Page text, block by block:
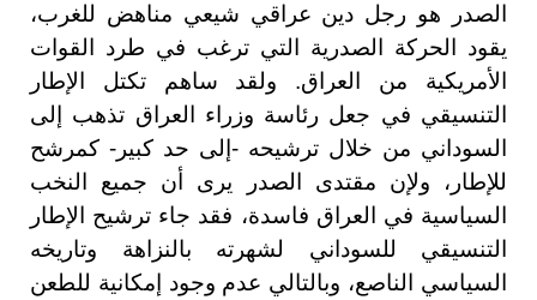
الصدر هو رجل دين عراقي شيعي مناهض للغرب،
يقود الحركة الصدرية التي ترغب في طرد القوات
الأمريكية من العراق. ولقد ساهم تكتل الإطار
التنسيقي في جعل رئاسة وزراء العراق تذهب إلى
السوداني من خلال ترشيحه -إلى حد كبير- كمرشح
للإطار، ولإن مقتدى الصدر يرى أن جميع النخب
السياسية في العراق فاسدة، فقد جاء ترشيح الإطار
التنسيقي للسوداني لشهرته بالنزاهة وتاريخه
السياسي الناصع، وبالتالي عدم وجود إمكانية للطعن